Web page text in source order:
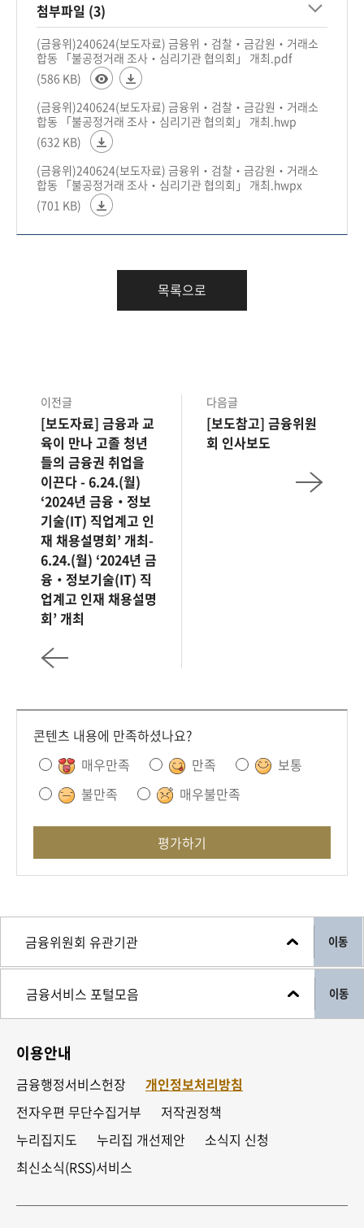
첨부파일 (3)
(금융위)240624(보도자료) 금융위‧검찰‧금감원‧거래소
합동 「불공정거래 조사‧심리기관 협의회」 개최.pdf
(586 KB)
(금융위)240624(보도자료) 금융위‧검찰‧금감원‧거래소
합동 「불공정거래 조사‧심리기관 협의회」 개최.hwp
(632 KB)
(금융위)240624(보도자료) 금융위‧검찰‧금감원‧거래소
합동 「불공정거래 조사‧심리기관 협의회」 개최.hwpx
(701 KB)
목록으로
이전글
[보도자료] 금융과 교
육이 만나 고졸 청년
들의 금융권 취업을
이끈다 - 6.24.(월)
‘2024년 금융‧정보
기술(IT) 직업계고 인
재 채용설명회’ 개최-
6.24.(월) ‘2024년 금
융‧정보기술(IT) 직
업계고 인재 채용설명
회’ 개최
다음글
[보도참고] 금융위원
회 인사보도
콘텐츠 내용에 만족하셨나요?
매우만족
만족
보통
불만족
매우불만족
평가하기
이동
이동
이용안내
금융행정서비스헌장
개인정보처리방침
전자우편 무단수집거부
저작권정책
누리집지도
누리집 개선제안
소식지 신청
최신소식(RSS)서비스